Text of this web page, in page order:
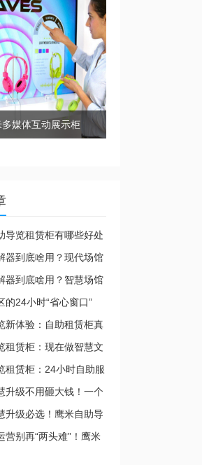
多媒体互动展示柜
导览租赁柜有哪些好处
器到底啥用？现代场馆
”来了！
器到底啥用？智慧场馆
”了解下！
的24小时“省心窗口”
新体验：自助租赁柜真
服务？
租赁柜：现在做智慧文
租赁柜：24小时自助服
增收
升级不用砸大钱！一个
赁柜就够了
升级必选！鹰米自助导
游客舒心、运营省心
营别再“两头难”！鹰米